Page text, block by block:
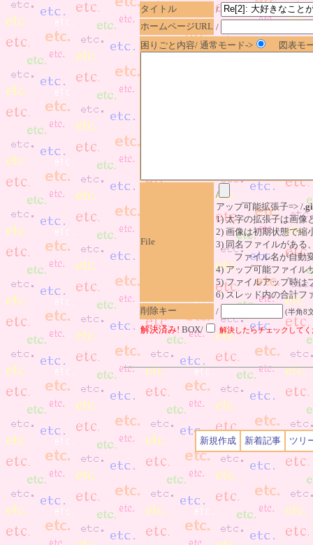
タイトル
/
ホームページURL /
困りごと内容/ 通常モード->
図表モ
File
/
アップ可能拡張子=> /
1) 太字の拡張子は画像
2) 画像は初期状態で縮
3) 同名ファイルがある
ファイル名が自動
4) アップ可能ファイル
5) ファイルアップ時は
6) スレッド内の合計
削除キー
/ (半角8
解決済み! BOX/ 解決したらチェックして
新規作成 新着記事 ツリ